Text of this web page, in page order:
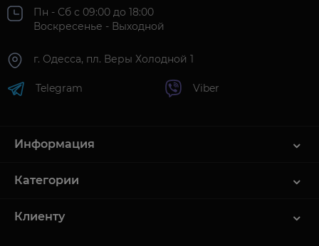
Пн - Сб с 09:00 до 18:00
Воскресенье - Выходной
г. Одесса, пл. Веры Холодной 1
Telegram Viber
Информация
Категории
Клиенту